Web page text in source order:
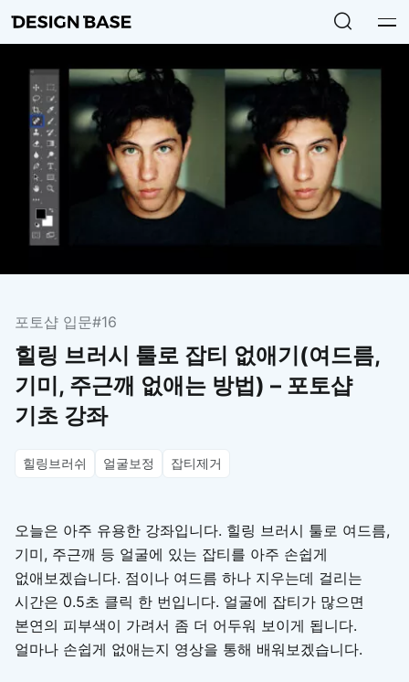
포토샵 입문#16
힐링 브러시 툴로 잡티 없애기(여드름,
기미, 주근깨 없애는 방법) – 포토샵
기초 강좌
힐링브러쉬 얼굴보정 잡티제거
오늘은 아주 유용한 강좌입니다. 힐링 브러시 툴로 여드름,
기미, 주근깨 등 얼굴에 있는 잡티를 아주 손쉽게
없애보겠습니다. 점이나 여드름 하나 지우는데 걸리는
시간은 0.5초 클릭 한 번입니다. 얼굴에 잡티가 많으면
본연의 피부색이 가려서 좀 더 어두워 보이게 됩니다.
얼마나 손쉽게 없애는지 영상을 통해 배워보겠습니다.